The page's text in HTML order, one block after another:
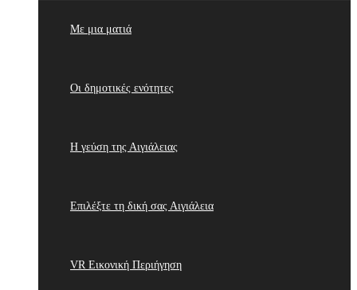
Με μια ματιά
Οι δημοτικές ενότητες
Η γεύση της Αιγιάλειας
Επιλέξτε τη δική σας Αιγιάλεια
VR Εικονική Περιήγηση